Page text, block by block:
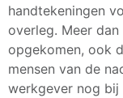
handtekeningen
overleg. Meer
opgekomen, ook
mensen van de
werkgever nog bij